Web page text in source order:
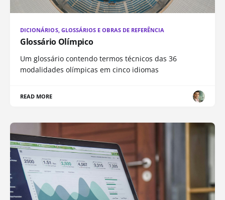
DICIONÁRIOS, GLOSSÁRIOS E OBRAS DE REFERÊNCIA
Glossário Olímpico
Um glossário contendo termos técnicos das 36
modalidades olímpicas em cinco idiomas
READ MORE